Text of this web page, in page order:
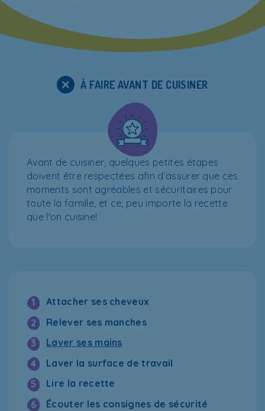
À FAIRE AVANT DE CUISINER
Avant de cuisiner, quelques petites étapes
doivent être respectées afin d’assurer que ces
moments sont agréables et sécuritaires pour
toute la famille, et ce, peu importe la recette
que l'on cuisine!
1
Attacher ses cheveux
2
Relever ses manches
3
Laver ses mains
4
Laver la surface de travail
5
Lire la recette
6
Écouter les consignes de sécurité